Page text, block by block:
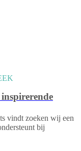
vindt zoeken wij een
bij